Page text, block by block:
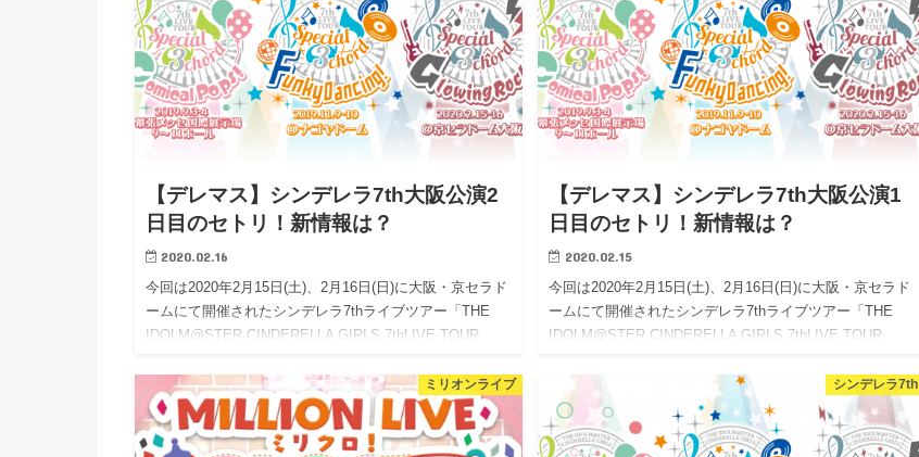
【デレマス】シンデレラ7th大阪公演2
日目のセトリ！新情報は？
2020.02.16
今回は2020年2月15日(土)、2月16日(日)に大阪・京セラド
ームにて開催されたシンデレラ7thライブツアー「THE
IDOLM@STER CINDERELLA GIRLS 7thLIVE TOUR
【デレマス】シンデレラ7th大阪公演1
日目のセトリ！新情報は？
2020.02.15
今回は2020年2月15日(土)、2月16日(日)に大阪・京セラド
ームにて開催されたシンデレラ7thライブツアー「THE
IDOLM@STER CINDERELLA GIRLS 7thLIVE TOUR
ミリオンライブ シンデレラ7th